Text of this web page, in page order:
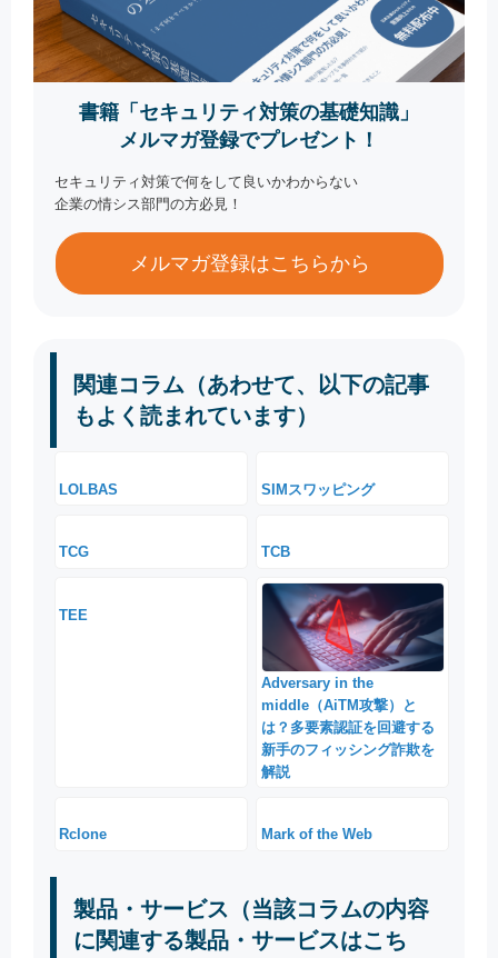
書籍「セキュリティ対策の基礎知識」
メルマガ登録でプレゼント！
セキュリティ対策で何をして良いかわからない
企業の情シス部門の方必見！
メルマガ登録はこちらから
関連コラム（あわせて、以下の記事
もよく読まれています）
LOLBAS SIMスワッピング
TCG TCB
TEE
Adversary in the
middle（AiTM攻撃）と
は？多要素認証を回避する
新手のフィッシング詐欺を
解説
Rclone Mark of the Web
製品・サービス（当該コラムの内容
に関連する製品・サービスはこち